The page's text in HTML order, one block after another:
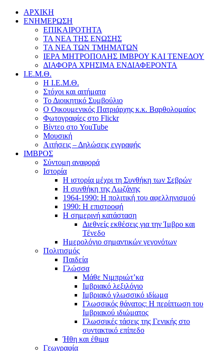
ΑΡΧΙΚΗ
ΕΝΗΜΕΡΩΣΗ
ΕΠΙΚΑΙΡΟΤΗΤΑ
ΤΑ ΝΕΑ ΤΗΣ ΕΝΩΣΗΣ
ΤΑ ΝΕΑ ΤΩΝ ΤΜΗΜΑΤΩΝ
ΙΕΡΑ ΜΗΤΡΟΠΟΛΗΣ ΙΜΒΡΟΥ ΚΑΙ ΤΕΝΕΔΟΥ
ΔΙΑΦΟΡΑ ΧΡΗΣΙΜΑ ΕΝΔΙΑΦΕΡΟΝΤΑ
Ι.Ε.Μ.Θ.
Η Ι.Ε.Μ.Θ.
Στόχοι και αιτήματα
Το Διοικητικό Συμβούλιο
Ο Οικουμενικός Πατριάρχης κ.κ. Βαρθολομαίος
Φωτογραφίες στο Flickr
Βίντεο στο YouTube
Μουσική
Αιτήσεις – Δηλώσεις εγγραφής
ΙΜΒΡΟΣ
Σύντομη αναφορά
Ιστορία
Η ιστορία μέχρι τη Συνθήκη των Σεβρών
Η συνθήκη της Λωζάνης
1964-1990: Η πολιτική του αφελληνισμού
1990: Η επιστροφή
Η σημερινή κατάσταση
Διεθνείς εκθέσεις για την Ίμβρο και
Τένεδο
Ημερολόγιο σημαντικών γεγονότων
Πολιτισμός
Παιδεία
Γλώσσα
Μάθε Νιμπριώτ’κα
Ιμβριακό λεξιλόγιο
Ιμβριακό γλωσσικό ιδίωμα
Γλωσσικός θάνατος: Η περίπτωση του
Ιμβριακού ιδιώματος
Γλωσσικές τάσεις της Γενικής στο
συντακτικό επίπεδο
Ήθη και έθιμα
Γεωγραφία